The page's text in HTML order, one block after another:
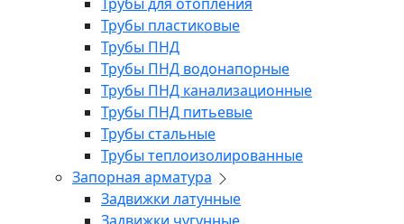
Трубы пластиковые
Трубы ПНД
Трубы ПНД водонапорные
Трубы ПНД канализационные
Трубы ПНД питьевые
Трубы стальные
Трубы теплоизолированные
Запорная арматура
Задвижки латунные